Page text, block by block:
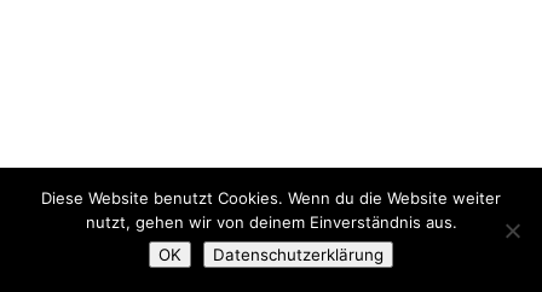
Diese Website benutzt Cookies. Wenn du die Website weiter
nutzt, gehen wir von deinem Einverständnis aus.
OK
Datenschutzerklärung